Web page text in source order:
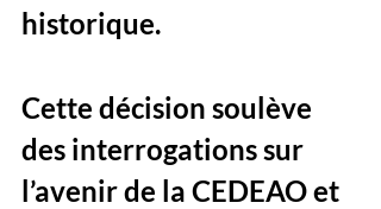
historique.
Cette décision soulève
des interrogations sur
l’avenir de la CEDEAO et